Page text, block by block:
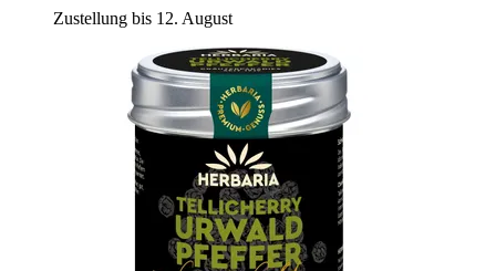
Zustellung bis 12. August